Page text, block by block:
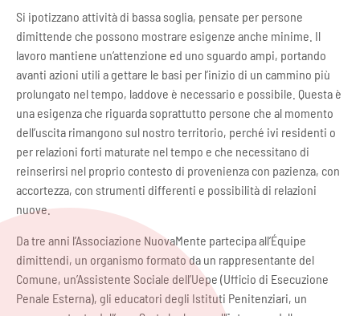
Si ipotizzano attività di bassa soglia, pensate per persone
dimittende che possono mostrare esigenze anche minime. Il
lavoro mantiene un’attenzione ed uno sguardo ampi, portando
avanti azioni utili a gettare le basi per l’inizio di un cammino più
prolungato nel tempo, laddove è necessario e possibile. Questa è
una esigenza che riguarda soprattutto persone che al momento
dell’uscita rimangono sul nostro territorio, perché ivi residenti o
per relazioni forti maturate nel tempo e che necessitano di
reinserirsi nel proprio contesto di provenienza con pazienza, con
accortezza, con strumenti differenti e possibilità di relazioni
nuove.
Da tre anni l’Associazione NuovaMente partecipa all’Équipe
dimittendi, un organismo formato da un rappresentante del
Comune, un’Assistente Sociale dell’Uepe (Ufficio di Esecuzione
Penale Esterna), gli educatori degli Istituti Penitenziari, un